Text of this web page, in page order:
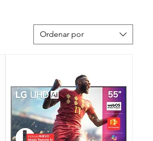
Ordenar por